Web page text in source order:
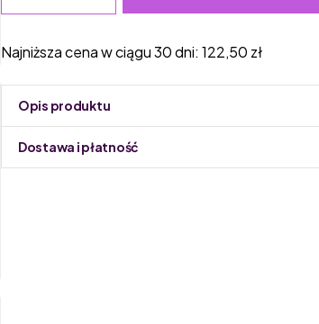
Najniższa cena w ciągu 30 dni: 122,50 zł
Opis produktu
Dostawa i płatność